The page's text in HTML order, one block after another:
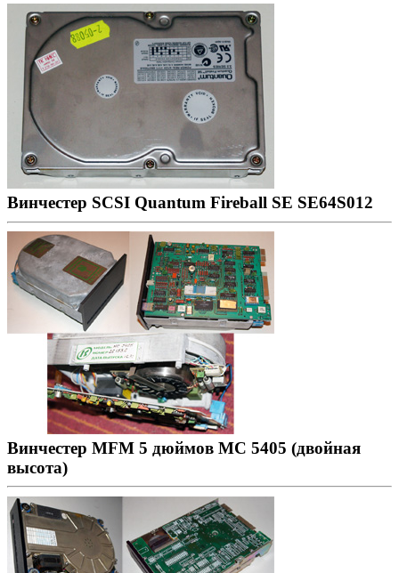
Винчестер SCSI Quantum Fireball SE SE64S012
Винчестер MFM 5 дюймов МС 5405 (двойная
высота)